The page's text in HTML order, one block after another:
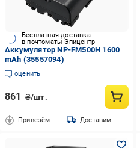
Бесплатная доставка
в почтоматы Эпицентр
Аккумулятор NP-FM500H 1600
mAh (35557094)
оценить
861 ₴/шт.
Привезём Доставим